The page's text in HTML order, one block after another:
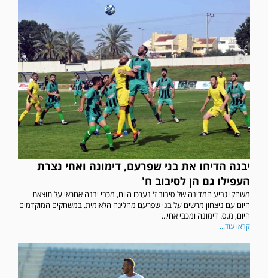
יבנה הדיחו את בני שפרעם, דימונה ואחי נצרת
העפילו גם הן לסיבוב ח'
משחקי גביע המדינה של סיבוב ז' נערכו היום, מכבי יבנה אחראי על תוצאת
היום עם ניצחון מרשים על בני שפרעם מהליגה הלאומית. במשחקים המוקדמים
היום, מ.ס. דימונה ומכבי אחי...
קראו עוד...